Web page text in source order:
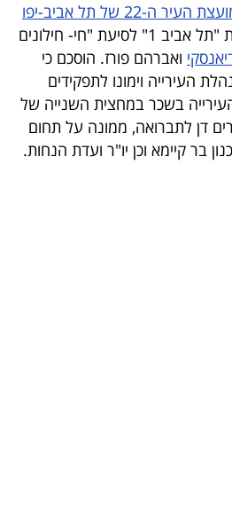
העיר ה-22 של תל אביב-יפו
נחתם היום (שני) בין סיעת "תל אביב 1" לסיעת "חי- חילונים
ואברהם פורז. הוסכם כי
העירייה וימונו לתפקידים
בשכר במחצית השנייה של
דן לתברואה, ממונה על תחום
בר קיימא וכן יו"ר ועדת הנחות.